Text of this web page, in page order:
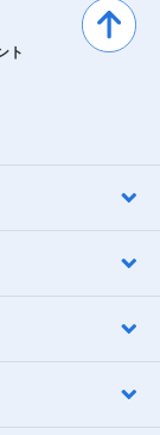
ト